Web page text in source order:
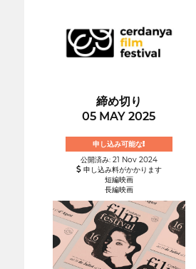
締め切り
05 MAY 2025
申し込み可能な!
公開済み: 21 Nov 2024
申し込み料がかかります
短編映画
長編映画